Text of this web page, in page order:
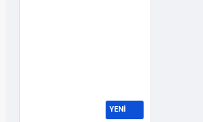
YENİ